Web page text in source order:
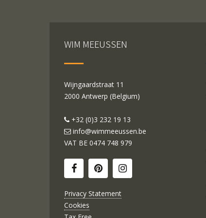
WIM MEEUSSEN
Wijngaardstraat 11
2000 Antwerp (Belgium)
+32 (0)3 232 19 13
info@wimmeeussen.be
VAT BE 0474 748 979
Privacy Statement
Cookies